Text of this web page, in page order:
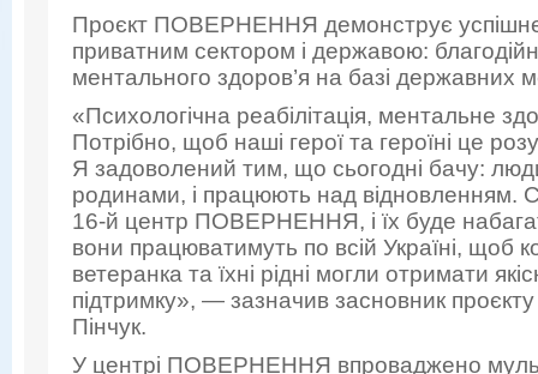
Проєкт ПОВЕРНЕННЯ демонструє
приватним сектором і державою:
ментального здоров’я на базі державних
«Психологічна реабілітація, ментальне
Потрібно, щоб наші герої та героїні це
Я задоволений тим, що сьогодні бачу:
родинами, і працюють над відновленням.
16-й центр ПОВЕРНЕННЯ, і їх буде
вони працюватимуть по всій Україні, щоб
ветеранка та їхні рідні могли отримати
підтримку», — зазначив засновник
Пінчук.
У центрі ПОВЕРНЕННЯ впроваджено